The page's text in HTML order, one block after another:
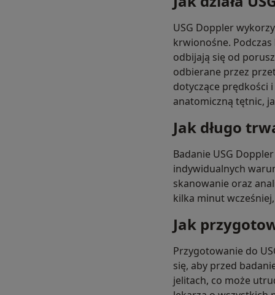
USG Doppler
krwionośne.
odbijają się od
odbierane przez
dotyczące prędkości
anatomiczną tętnic,
Jak długo
Badanie USG
indywidualnych
skanowanie oraz
kilka minut
Jak
Przygotowanie do
się, aby przed
jelitach, co może